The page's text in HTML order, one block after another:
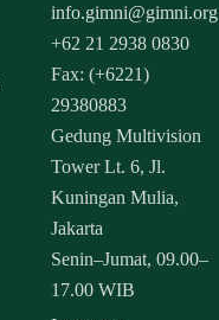
info.gimni@gimni.org
+62 21 2938 0830
Fax: (+6221)
29380883
Gedung Multivision
Tower Lt. 6, Jl.
Kuningan Mulia,
Jakarta
Senin–Jumat, 09.00–
17.00 WIB